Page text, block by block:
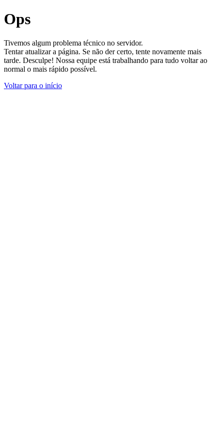
Ops
Tivemos algum problema técnico no servidor.
Tentar atualizar a página. Se não der certo, tente novamente mais
tarde. Desculpe! Nossa equipe está trabalhando para tudo voltar ao
normal o mais rápido possível.
Voltar para o início